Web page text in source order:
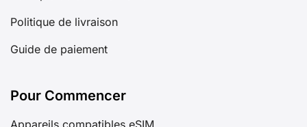
Politique de livraison
Guide de paiement
Pour Commencer